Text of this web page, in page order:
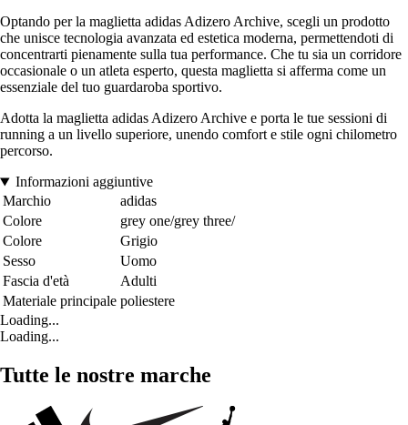
Optando per la maglietta adidas Adizero Archive, scegli un prodotto
che unisce tecnologia avanzata ed estetica moderna, permettendoti di
concentrarti pienamente sulla tua performance. Che tu sia un corridore
occasionale o un atleta esperto, questa maglietta si afferma come un
essenziale del tuo guardaroba sportivo.
Adotta la maglietta adidas Adizero Archive e porta le tue sessioni di
running a un livello superiore, unendo comfort e stile ogni chilometro
percorso.
Informazioni aggiuntive
Marchio
adidas
Colore
grey one/grey three/
Colore
Grigio
Sesso
Uomo
Fascia d'età
Adulti
Materiale principale poliestere
Loading...
Loading...
Tutte le nostre marche